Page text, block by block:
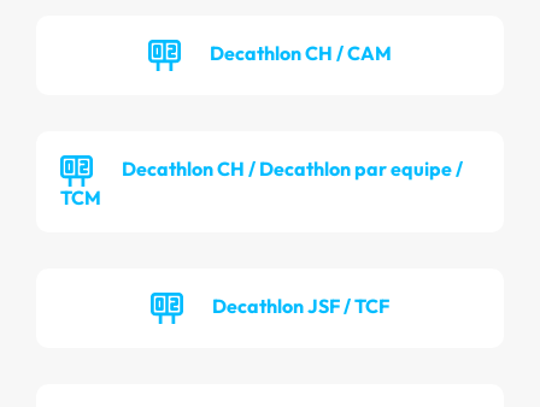
Decathlon CH / CAM
Decathlon CH / Decathlon par equipe /
TCM
Decathlon JSF / TCF